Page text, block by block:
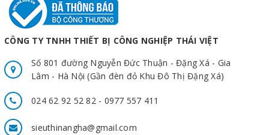
CÔNG TY TNHH THIẾT BỊ CÔNG NGHIỆP THÁI VIỆT
Số 801 đường Nguyễn Đức Thuận - Đặng Xá - Gia
Lâm - Hà Nội (Gần đèn đỏ Khu Đô Thị Đặng Xá)
024 62 92 52 82 - 0977 557 411
sieuthinangha@gmail.com